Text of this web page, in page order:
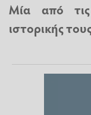
Μία από
ιστορικής